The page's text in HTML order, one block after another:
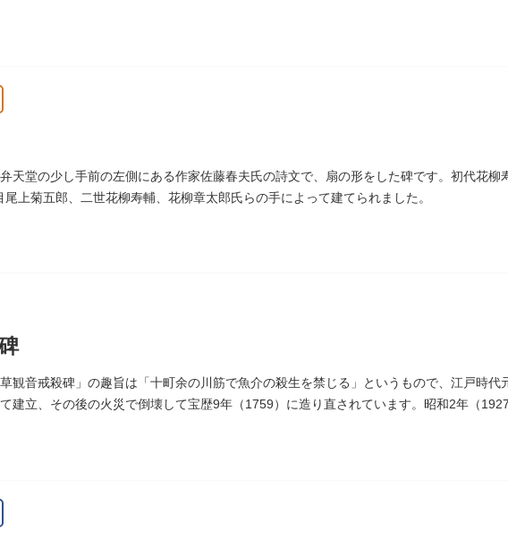
天堂の少し手前の左側にある作家佐藤春夫氏の詩文で、扇の形をした碑です。初代花柳
上菊五郎、二世花柳寿輔、花柳章太郎氏らの手によって建てられました。
観音戒殺碑」の趣旨は「十町余の川筋で魚介の殺生を禁じる」というもので、江戸時代
建立、その後の火災で倒壊して宝歴9年（1759）に造り直されています。昭和2年（